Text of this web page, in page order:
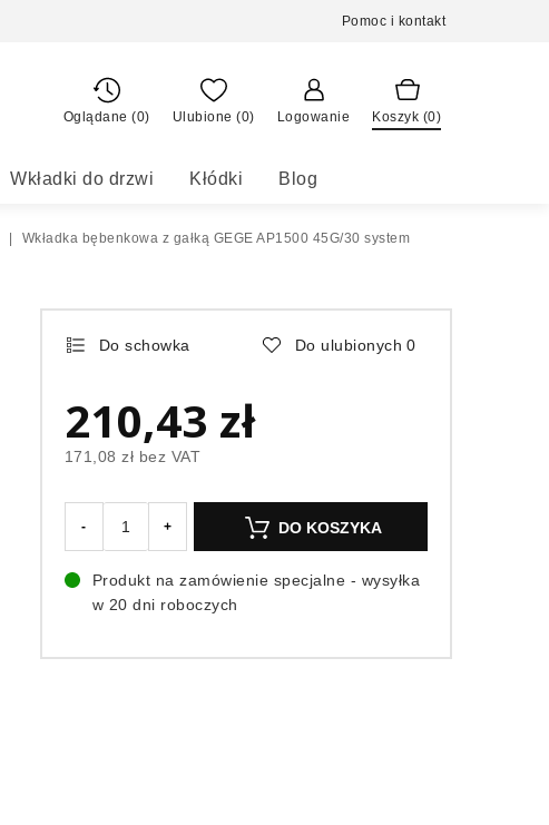
Pomoc i kontakt
Oglądane (0) Ulubione (0) Logowanie Koszyk (0)
Wkładki do drzwi Kłódki Blog
Wkładka bębenkowa z gałką GEGE AP1500 45G/30 system
Do schowka Do ulubionych 0
210,43 zł
171,08 zł bez VAT
- + DO KOSZYKA
Produkt na zamówienie specjalne - wysyłka
w 20 dni roboczych